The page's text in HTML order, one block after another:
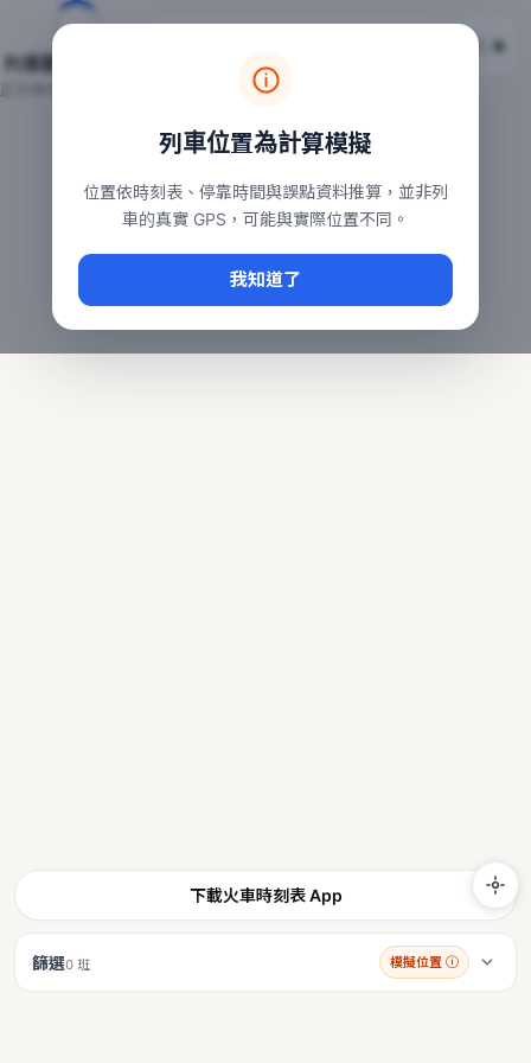
台鐵列車即時位置地圖
本頁顯示目前全台鐵運行中的列車位置，涵蓋自強、普悠瑪、
常用查詢：
、台中車站即時動態
台鐵即時動態
下載火車時刻表 App
篩選0 班 模擬位置 ⓘ
列車位置為計算模擬
位置依時刻表、停靠時間與誤點資料推算，並非列
車的真實 GPS，可能與實際位置不同。
我知道了
列車動態載入中…